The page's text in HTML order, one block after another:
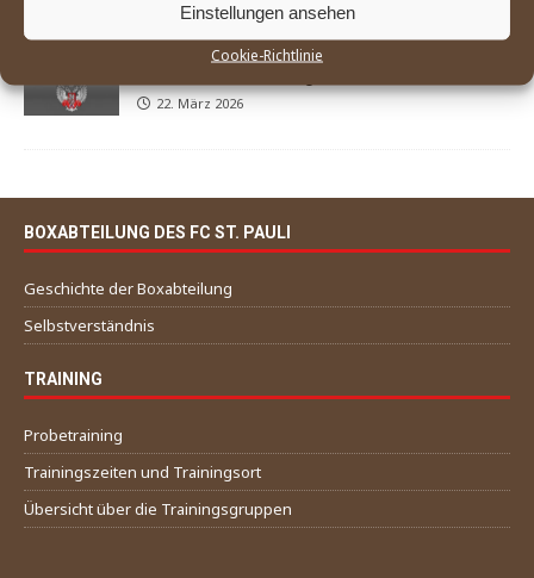
Einstellungen ansehen
Cookie-Richtlinie
World Boxing nimmt Russland und
22. März 2026
BOXABTEILUNG DES FC ST. PAULI
Geschichte der Boxabteilung
Selbstverständnis
TRAINING
Probetraining
Trainingszeiten und Trainingsort
Übersicht über die Trainingsgruppen